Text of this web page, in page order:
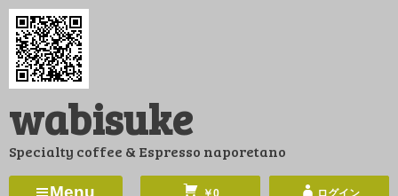
コ
ン
ツ
ス
wabisuke
Specialty coffee & Espresso naporetano
Menu